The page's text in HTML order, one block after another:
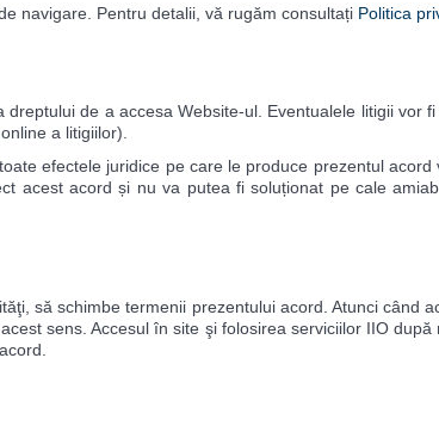
navigare. Pentru detalii, vă rugăm consultați Politica
de a accesa Website-ul. Eventualele litigii vor
a litigiilor).
efectele juridice pe care le produce prezentul acord
acest acord și nu va putea fi soluționat pe cale
să schimbe termenii prezentului acord. Atunci când
sens. Accesul în site şi folosirea serviciilor IIO după